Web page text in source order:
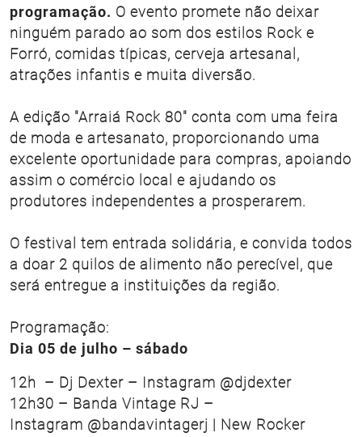
programação. O evento promete não deixar
ninguém parado ao som dos estilos Rock e
Forró, comidas típicas, cerveja artesanal,
atrações infantis e muita diversão.
A edição "Arraiá Rock 80" conta com uma feira
de moda e artesanato, proporcionando uma
excelente oportunidade para compras, apoiando
assim o comércio local e ajudando os
produtores independentes a prosperarem.
O festival tem entrada solidária, e convida todos
a doar 2 quilos de alimento não perecível, que
será entregue a instituições da região.
Programação:
Dia 05 de julho – sábado
12h – Dj Dexter – Instagram @djdexter
12h30 – Banda Vintage RJ –
Instagram @bandavintagerj | New Rocker